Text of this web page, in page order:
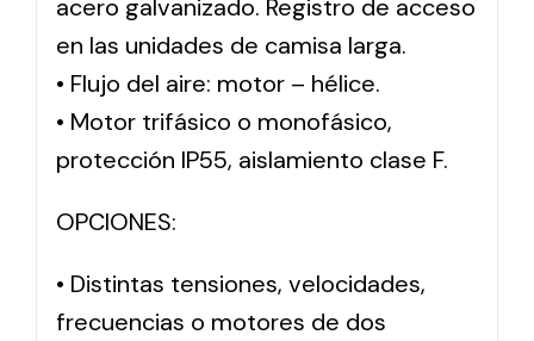
acero galvanizado. Registro de acceso
en las unidades de camisa larga.
• Flujo del aire: motor – hélice.
• Motor trifásico o monofásico,
protección IP55, aislamiento clase F.
OPCIONES:
• Distintas tensiones, velocidades,
frecuencias o motores de dos